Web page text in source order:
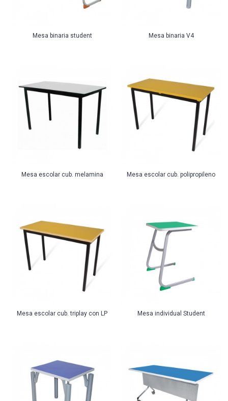
Mesa binaria student Mesa binaria V4
Mesa escolar cub. melamina Mesa escolar cub. polipropileno
Mesa escolar cub. triplay con LP Mesa individual Student